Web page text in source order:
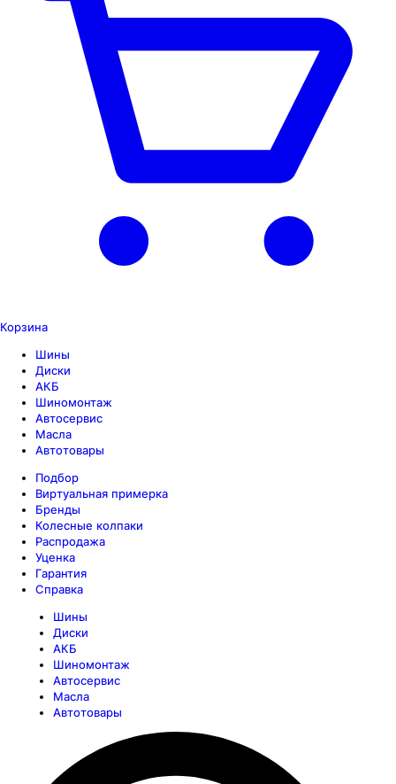
Корзина
Шины
Диски
АКБ
Шиномонтаж
Автосервис
Масла
Автотовары
Подбор
Виртуальная примерка
Бренды
Колесные колпаки
Распродажа
Уценка
Гарантия
Справка
Шины
Диски
АКБ
Шиномонтаж
Автосервис
Масла
Автотовары